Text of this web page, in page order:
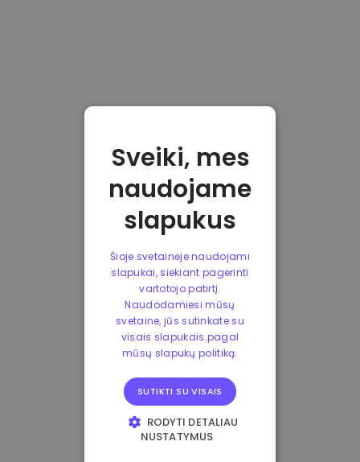
Sveiki, mes
naudojame
slapukus
Šioje svetainėje naudojami
slapukai, siekiant pagerinti
vartotojo patirtį.
Naudodamiesi mūsų
svetaine, jūs sutinkate su
visais slapukais pagal
mūsų slapukų politiką.
SUTIKTI SU VISAIS
RODYTI DETALIAU
NUSTATYMUS